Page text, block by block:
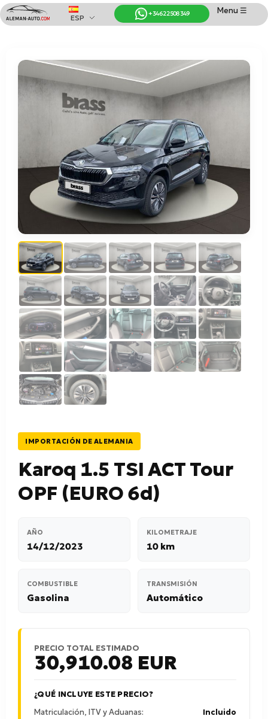
Coches de Alemania
Importación de Coches de Alemania
Menu ☰
+34 622 508 349
ESP
IMPORTACIÓN DE ALEMANIA
Karoq 1.5 TSI ACT Tour
OPF (EURO 6d)
AÑO
14/12/2023
KILOMETRAJE
10 km
COMBUSTIBLE
Gasolina
TRANSMISIÓN
Automático
PRECIO TOTAL ESTIMADO
30,910.08 EUR
¿QUÉ INCLUYE ESTE PRECIO?
Matriculación, ITV y Aduanas:
Incluido